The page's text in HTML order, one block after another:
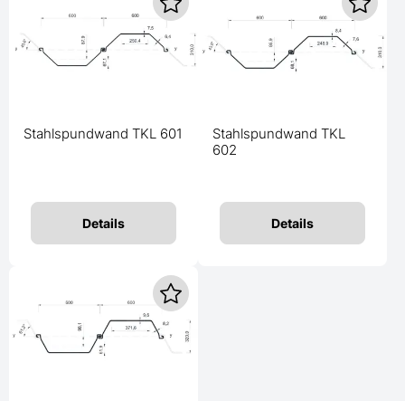
Stahlspundwand TKL 601
Details
Stahlspundwand TKL
602
Details